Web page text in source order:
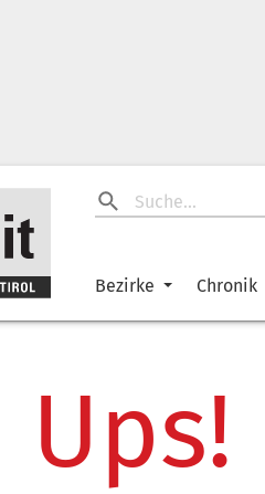
Bezirke Chronik
Ups!